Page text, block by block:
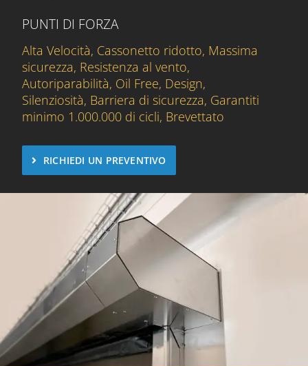
PUNTI DI FORZA
Alta Velocità, Cassonetto ridotto, Massima
sicurezza, Resistenza al vento,
Autoriparabilità, Oil Free, Design,
Silenziosità, Barriera di sicurezza, Garantiti
minimo 1.000.000 di cicli, Brevettato
RICHIEDI UN PREVENTIVO